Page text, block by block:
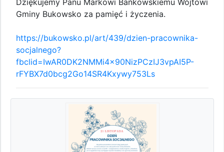
Gminy Bukowsko za pamięć i życzenia.
https://bukowsko.pl/art/439/dzien-pracownika-
socjalnego?
fbclid=IwAR0DK2NMMi4x90NizPCzIJ3vpAI5P-
rFYBX7d0bcg2Go14SR4Kxywy753Ls